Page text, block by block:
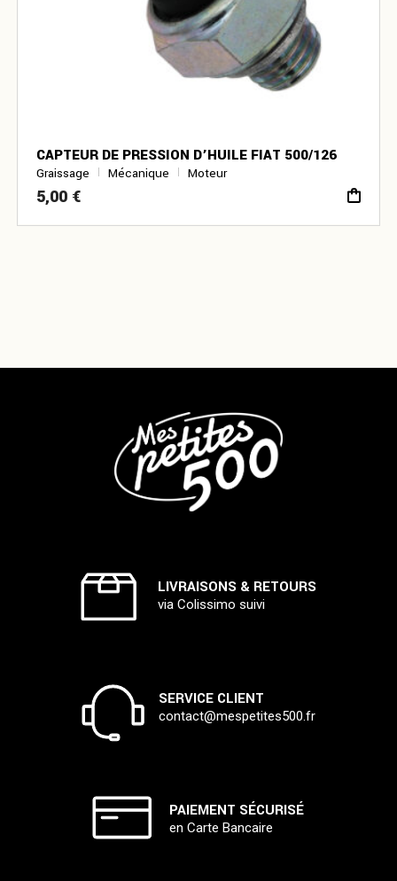
CAPTEUR DE PRESSION D’HUILE FIAT 500/126
Graissage Mécanique Moteur
5,00 €
LIVRAISONS & RETOURS
via Colissimo suivi
SERVICE CLIENT
contact@mespetites500.fr
PAIEMENT SÉCURISÉ
en Carte Bancaire